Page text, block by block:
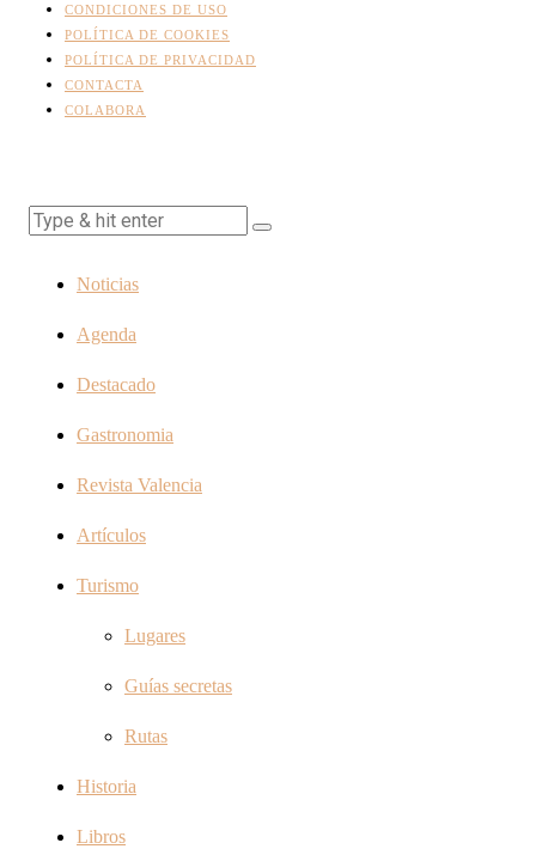
CONDICIONES DE USO
POLÍTICA DE COOKIES
POLÍTICA DE PRIVACIDAD
CONTACTA
COLABORA
Noticias
Agenda
Destacado
Gastronomia
Revista Valencia
Artículos
Turismo
Lugares
Guías secretas
Rutas
Historia
Libros